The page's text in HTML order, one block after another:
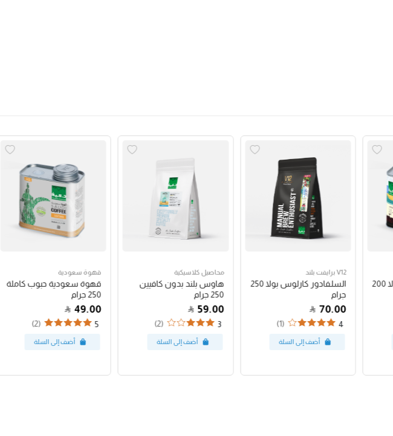
السلفادور كارلوس بولا 200
V12 برايفت بلند
السلفادور كارلوس بولا 250
جرام
70.00
4
(1)
محاصيل كلاسيكية
هاوس بلند بدون كافيين
250 جرام
59.00
3
(2)
قهوة سعودية
قهوة سعودية حبوب كاملة
250 جرام
49.00
5
(2)